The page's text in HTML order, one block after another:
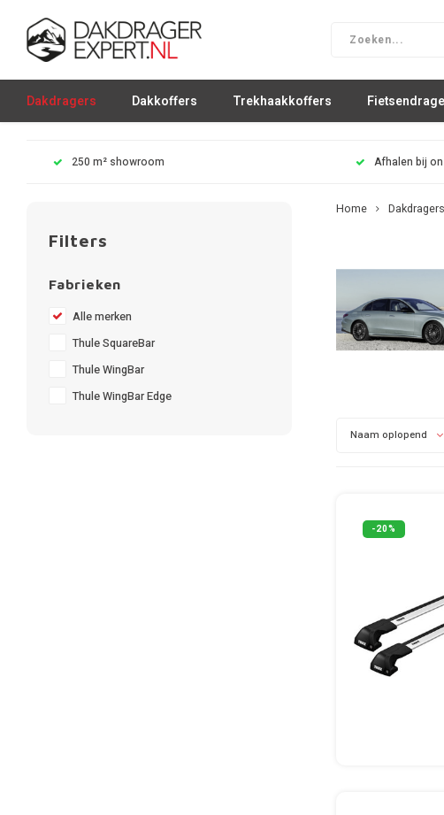
Dakdragers Dakkoffers Trekhaakkoffers
250 m² showroom Afhalen bij
Filters
Fabrieken
Alle merken
Thule SquareBar
Thule WingBar
Thule WingBar Edge
Home Dakdragers
Naam oplopend
-20%